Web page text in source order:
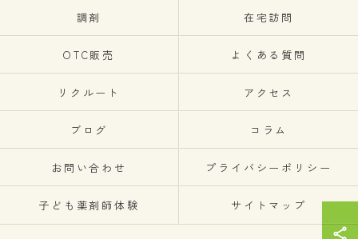
調剤 在宅訪問
OTC販売 よくある質問
リクルート アクセス
ブログ コラム
お問い合わせ プライバシーポリシー
子ども薬剤師体験 サイトマップ